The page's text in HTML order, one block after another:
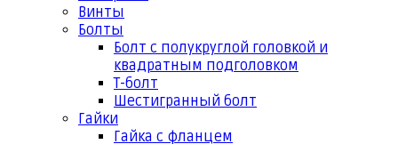
Винты
Болты
Болт с полукруглой головкой и
квадратным подголовком
Т-болт
Шестигранный болт
Гайки
Гайка с фланцем